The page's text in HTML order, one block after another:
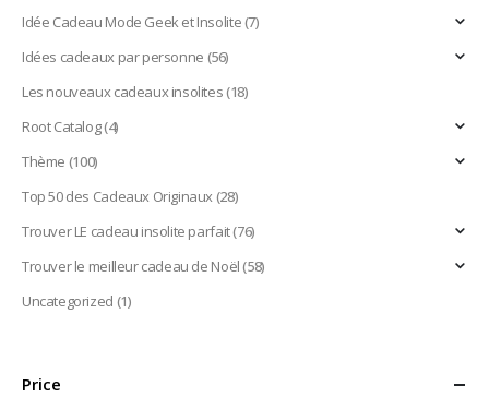
Idée Cadeau Mode Geek et Insolite(7)
Idées cadeaux par personne (56)
Les nouveaux cadeaux insolites(18)
Root Catalog(4)
Thème (100)
Top 50 des Cadeaux Originaux(28)
Trouver LE cadeau insolite parfait(76)
Trouver le meilleur cadeau de Noël(58)
Uncategorized (1)
Price